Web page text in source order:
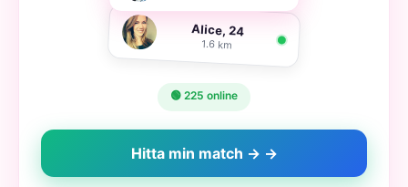
Alice, 24
1.6 km
🟢 225 online
Hitta min match → →